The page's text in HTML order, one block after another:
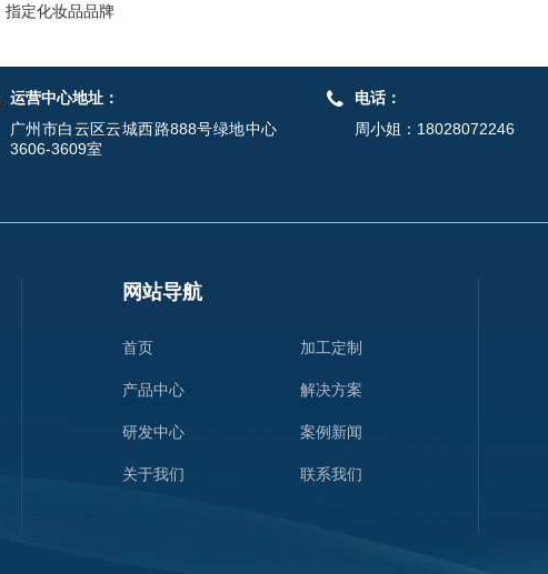
指定化妆品品牌
运营中心地址：
广州市白云区云城西路888号绿地中心
3606-3609室
电话：
周小姐：18028072246
网站导航
首页 加工定制
产品中心 解决方案
研发中心 案例新闻
关于我们 联系我们